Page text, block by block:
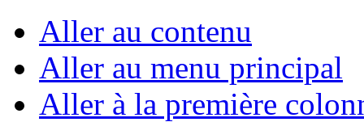
Aller au contenu
Aller au menu principal
Aller à la première